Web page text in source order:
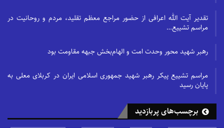
تقدیر آیت الله اعرافی از حضور مراجع معظم تقلید، مردم و روحانیت در
مراسم تشییع…
رهبر شهید محور وحدت امت و الهام‌بخش جبهه مقاومت بود
مراسم تشییع پیکر رهبر شهید جمهوری اسلامی ایران در کربلای معلی به
پایان رسید
برچسب‌های پربازدید